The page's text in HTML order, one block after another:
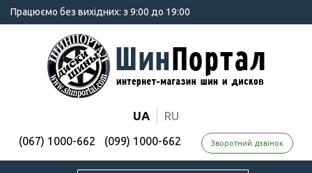
Працюємо без вихідних: з 9:00 до 19:00
UA RU
(067) 1000-662 (099) 1000-662 Зворотний дзвінок